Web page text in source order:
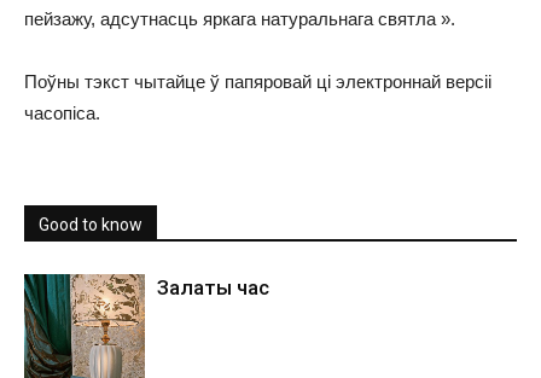
пейзажу, адсутнасць яркага натуральнага святла ».
Поўны тэкст чытайце ў папяровай ці электроннай версіі
часопіса.
Good to know
Залаты час